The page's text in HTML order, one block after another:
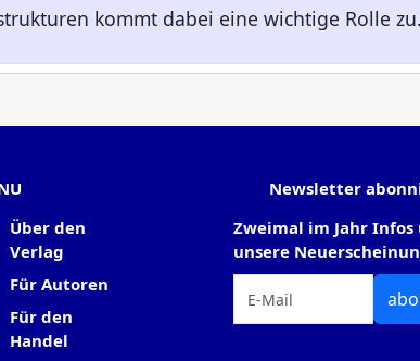
kommt dabei eine wichtige Rolle zu.
Über den
Verlag
Für Autoren
Für den
Handel
Newsletter
Zweimal im Jahr Infos
unsere